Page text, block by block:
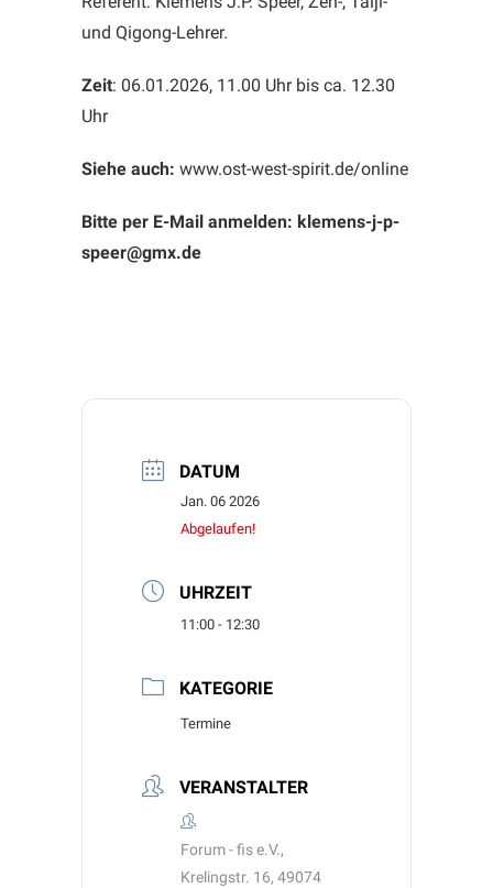
und Qigong-Lehrer.
Zeit: 06.01.2026, 11.00 Uhr bis ca. 12.30
Uhr
Siehe auch: www.ost-west-spirit.de/online
Bitte per E-Mail anmelden: klemens-j-p-
speer@gmx.de
DATUM
Jan. 06 2026
Abgelaufen!
UHRZEIT
11:00 - 12:30
KATEGORIE
Termine
VERANSTALTER
Forum - fis e.V.,
Krelingstr. 16, 49074